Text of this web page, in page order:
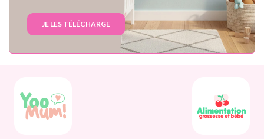
JE LES TÉLÉCHARGE